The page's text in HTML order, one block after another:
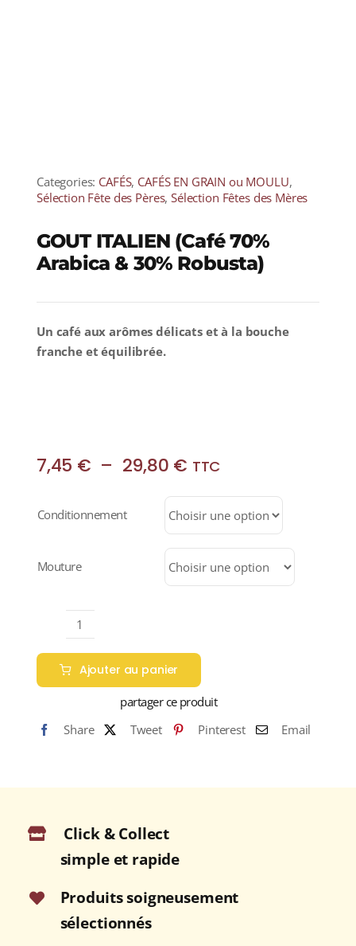
Categories: CAFÉS, CAFÉS EN GRAIN ou MOULU,
Sélection Fête des Pères,Sélection Fêtes des Mères
GOUT ITALIEN (Café 70%
Arabica & 30% Robusta)
Un café aux arômes délicats et à la bouche
franche et équilibrée.
7,45 € – 29,80 € Plage
prix :
7,45 €
à
29,80 €
TTC
Conditionnement
Mouture
quantité
de
GOUT
ITALIEN
70%
30%
Ajouter au panier
partager ce produit
Share
Tweet Pinterest Email
Click & Collect
simple et rapide
Produits soigneusement
sélectionnés